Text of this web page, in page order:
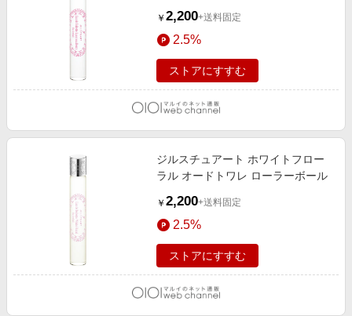
￥ 2,200+送料固定
2.5%
ストアにすすむ
ジルスチュアート ホワイトフロー
ラル オードトワレ ローラーボール
￥ 2,200+送料固定
2.5%
ストアにすすむ